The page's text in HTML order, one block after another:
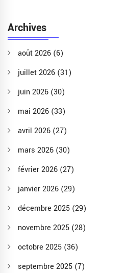
Archives
août 2026 (6)
juillet 2026 (31)
juin 2026 (30)
mai 2026 (33)
avril 2026 (27)
mars 2026 (30)
février 2026 (27)
janvier 2026 (29)
décembre 2025 (29)
novembre 2025 (28)
octobre 2025 (36)
septembre 2025 (7)